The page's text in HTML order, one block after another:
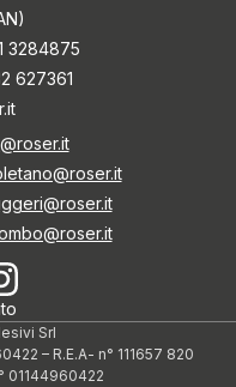
3284875
627361
Srl
– R.E.A- n° 111657 820
01144960422